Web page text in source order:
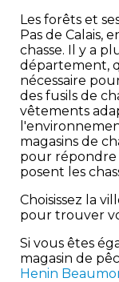
Les forêts et
Pas de Calais,
chasse. Il y a
département,
nécessaire
des fusils de
vêtements
magasins de
pour répondre
posent les
Choisissez la
pour trouver
Si vous êtes
magasin de
Henin